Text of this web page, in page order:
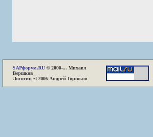
SAPфорум.RU © 2000-... Михаил
Вершков
Логотип © 2006 Андрей Горшков